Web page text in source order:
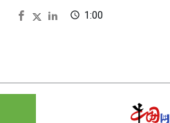
access_time 1:00